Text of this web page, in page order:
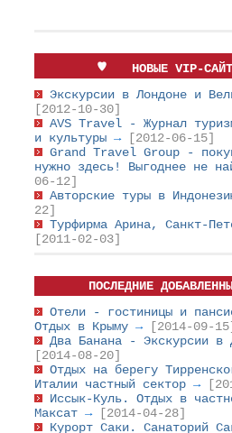
НОВЫЕ VIP-
Экскурсии в Лондоне и
[2012-10-30]
AVS Travel - Журнал
и культуры →
[2012-06-15]
Grand Travel Group -
нужно здесь! Выгоднее не
06-12]
Авторские туры в
22]
Турфирма Арина, Санкт-
[2011-02-03]
ПОСЛЕДНИЕ
Отели - гостиницы и
Отдых в Крыму →
[2014-09-
Два Банана - Экскурсии в
[2014-08-20]
Отдых на берегу
Италии частный сектор →
Иссык-Куль. Отдых в
Максат →
[2014-04-28]
Курорт Саки. Санаторий